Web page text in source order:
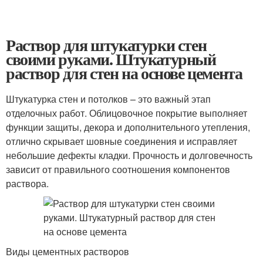
Раствор для штукатурки стен
своими руками. Штукатурный
раствор для стен на основе цемента
Штукатурка стен и потолков – это важный этап
отделочных работ. Облицовочное покрытие выполняет
функции защиты, декора и дополнительного утепления,
отлично скрывает шовные соединения и исправляет
небольшие дефекты кладки. Прочность и долговечность
зависит от правильного соотношения компонентов
раствора.
Виды цементных растворов